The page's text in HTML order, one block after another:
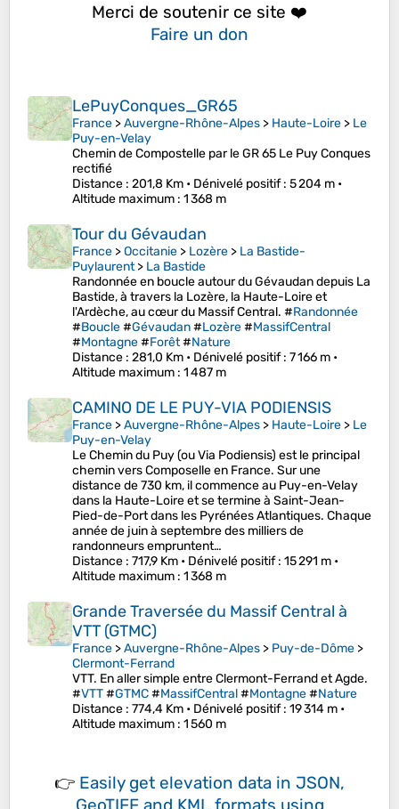
Merci de soutenir ce site ❤️
Faire un don
LePuyConques_GR65
France >Auvergne-Rhône-Alpes > Haute-Loire > Le
Puy-en-Velay
Chemin de Compostelle par le GR 65 Le Puy Conques
rectifié
Distance : 201,8 Km • Dénivelé positif: 5 204 m •
Altitude maximum : 1 368 m
Tour du Gévaudan
France >Occitanie > Lozère > La Bastide-
Puylaurent> La Bastide
Randonnée en boucle autour du Gévaudan depuis La
Bastide, à travers la Lozère, la Haute-Loire et
l'Ardèche, au cœur du Massif Central. #Randonnée
#Boucle#Gévaudan#Lozère#MassifCentral
#Montagne#Forêt#Nature
Distance : 281,0 Km • Dénivelé positif: 7 166 m •
Altitude maximum : 1 487 m
CAMINO DE LE PUY-VIA PODIENSIS
France >Auvergne-Rhône-Alpes > Haute-Loire > Le
Puy-en-Velay
Le Chemin du Puy (ou Via Podiensis) est le principal
chemin vers Composelle en France. Sur une
distance de 730 km, il commence au Puy-en-Velay
dans la Haute-Loire et se termine à Saint-Jean-
Pied-de-Port dans les Pyrénées Atlantiques. Chaque
année de juin à septembre des milliers de
randonneurs empruntent…
Distance : 717,9 Km • Dénivelé positif: 15 291 m •
Altitude maximum : 1 368 m
Grande Traversée du Massif Central à
VTT (GTMC)
France >Auvergne-Rhône-Alpes > Puy-de-Dôme >
Clermont-Ferrand
VTT. En aller simple entre Clermont-Ferrand et Agde.
#VTT#GTMC#MassifCentral#Montagne#Nature
Distance : 774,4 Km • Dénivelé positif: 19 314 m •
Altitude maximum : 1 560 m
👉 Easily get elevation data in JSON,